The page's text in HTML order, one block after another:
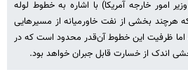
امور خارجه آمریکا) با اشاره به خطوط لوله
بخشی از نفت خاورمیانه از مسیرهایی
اما ظرفیت این خطوط آن‌قدر محدود است که در
اندک از خسارت قابل جبران خواهد بود.